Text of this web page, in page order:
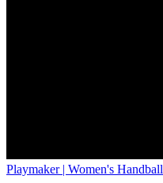
Playmaker | Women's Handball